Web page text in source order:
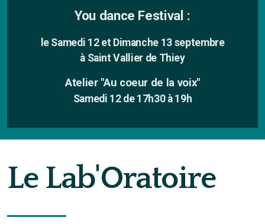
You dance Festival :
le Samedi 12 et Dimanche 13 septembre
à Saint Vallier de Thiey
Atelier "Au coeur de la voix"
Samedi 12 de 17h30 à 19h
Le Lab'Oratoire
Tarifs